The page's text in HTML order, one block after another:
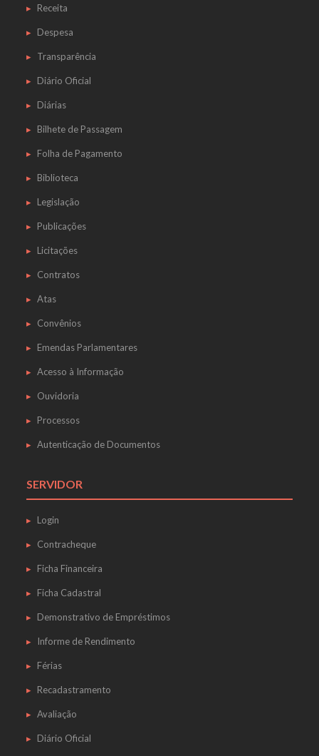
Receita
Despesa
Transparência
Diário Oficial
Diárias
Bilhete de Passagem
Folha de Pagamento
Biblioteca
Legislação
Publicações
Licitações
Contratos
Atas
Convênios
Emendas Parlamentares
Acesso à Informação
Ouvidoria
Processos
Autenticação de Documentos
SERVIDOR
Login
Contracheque
Ficha Financeira
Ficha Cadastral
Demonstrativo de Empréstimos
Informe de Rendimento
Férias
Recadastramento
Avaliação
Diário Oficial